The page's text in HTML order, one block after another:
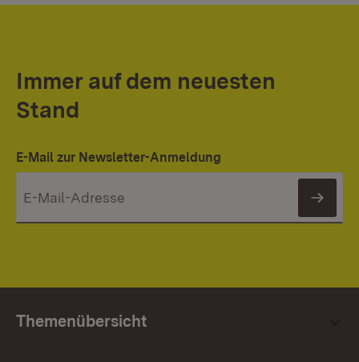
Immer auf dem neuesten
Stand
E-Mail zur Newsletter-Anmeldung
Themenübersicht